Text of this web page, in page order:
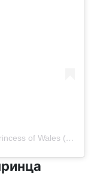
Допис, поширений The Prince and Princess of Wales (@princeandprincessofwales)